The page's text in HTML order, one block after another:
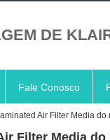
DE
Fale Conosco
Air Filter Media do
Filter Media do